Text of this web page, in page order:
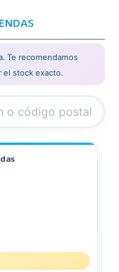
Te recomendamos
el stock exacto.